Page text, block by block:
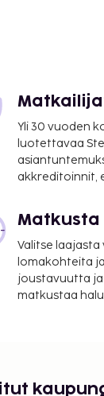
Yli 30 vuoden
luotettavaa
akkreditoinnit,
Valitse
lomakohteita
joustavuutta
matkustaa